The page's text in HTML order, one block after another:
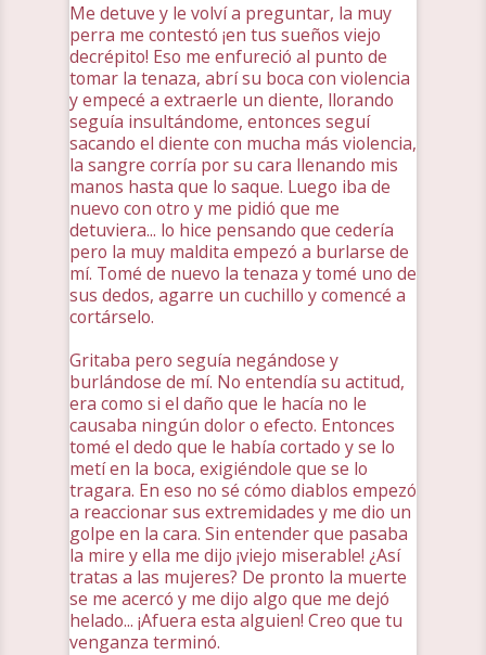
Me detuve y le volví a preguntar, la muy
perra me contestó ¡en tus sueños viejo
decrépito! Eso me enfureció al punto de
tomar la tenaza, abrí su boca con violencia
y empecé a extraerle un diente, llorando
seguía insultándome, entonces seguí
sacando el diente con mucha más violencia,
la sangre corría por su cara llenando mis
manos hasta que lo saque. Luego iba de
nuevo con otro y me pidió que me
detuviera... lo hice pensando que cedería
pero la muy maldita empezó a burlarse de
mí. Tomé de nuevo la tenaza y tomé uno de
sus dedos, agarre un cuchillo y comencé a
cortárselo.
Gritaba pero seguía negándose y
burlándose de mí. No entendía su actitud,
era como si el daño que le hacía no le
causaba ningún dolor o efecto. Entonces
tomé el dedo que le había cortado y se lo
metí en la boca, exigiéndole que se lo
tragara. En eso no sé cómo diablos empezó
a reaccionar sus extremidades y me dio un
golpe en la cara. Sin entender que pasaba
la mire y ella me dijo ¡viejo miserable! ¿Así
tratas a las mujeres? De pronto la muerte
se me acercó y me dijo algo que me dejó
helado... ¡Afuera esta alguien! Creo que tu
venganza terminó.